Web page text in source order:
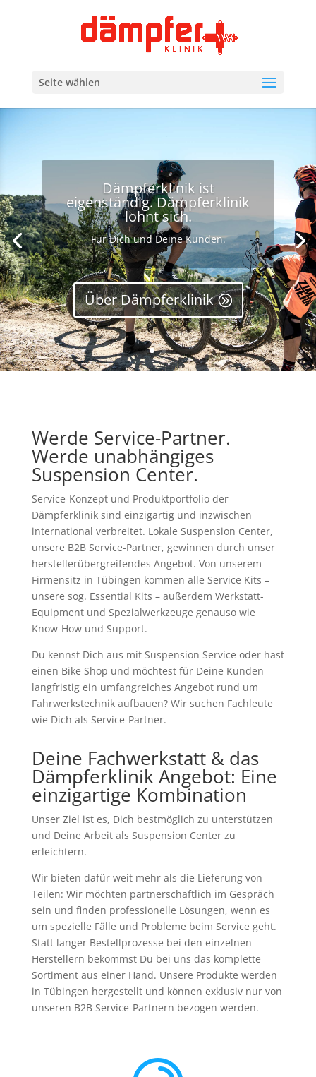
Seite wählen
Produkte für Wartung und
Tuning
Werde Service-Partner.
Werde unabhängiges
Suspension Center.
Service-Konzept und Produktportfolio der
Dämpferklinik sind einzigartig und inzwischen
international verbreitet. Lokale Suspension Center,
unsere B2B Service-Partner, gewinnen durch unser
herstellerübergreifendes Angebot. Von unserem
Firmensitz in Tübingen kommen alle Service Kits –
unsere sog. Essential Kits – außerdem Werkstatt-
Equipment und Spezialwerkzeuge genauso wie
Know-How und Support.
Du kennst Dich aus mit Suspension Service oder hast
einen Bike Shop und möchtest für Deine Kunden
langfristig ein umfangreiches Angebot rund um
Fahrwerkstechnik aufbauen? Wir suchen Fachleute
wie Dich als Service-Partner.
Deine Fachwerkstatt & das
Dämpferklinik Angebot: Eine
einzigartige Kombination
Unser Ziel ist es, Dich bestmöglich zu unterstützen
und Deine Arbeit als Suspension Center zu
erleichtern.
Wir bieten dafür weit mehr als die Lieferung von
Teilen: Wir möchten partnerschaftlich im Gespräch
sein und finden professionelle Lösungen, wenn es
um spezielle Fälle und Probleme beim Service geht.
Statt langer Bestellprozesse bei den einzelnen
Herstellern bekommst Du bei uns das komplette
Sortiment aus einer Hand. Unsere Produkte werden
in Tübingen hergestellt und können exklusiv nur von
unseren B2B Service-Partnern bezogen werden.